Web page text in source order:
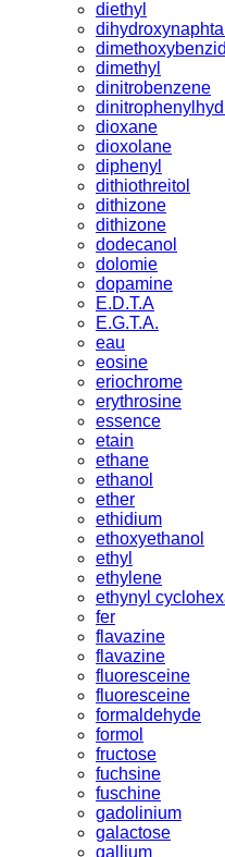
diethyl
dimethyl
dinitrobenzene
dioxane
dioxolane
diphenyl
dithiothreitol
dithizone
dithizone
dodecanol
dolomie
dopamine
E.D.T.A
E.G.T.A.
eau
eosine
eriochrome
erythrosine
essence
etain
ethane
ethanol
ether
ethidium
ethoxyethanol
ethyl
ethylene
ethynyl
fer
flavazine
flavazine
fluoresceine
fluoresceine
formaldehyde
formol
fructose
fuchsine
fuschine
gadolinium
galactose
gallium